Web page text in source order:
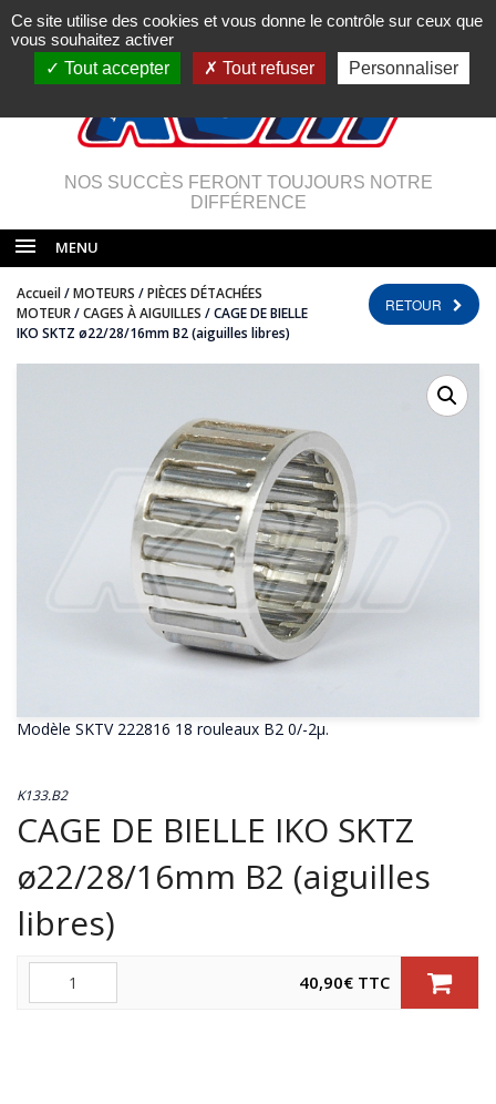
NOS SUCCÈS FERONT TOUJOURS NOTRE
DIFFÉRENCE
MENU
Accueil/MOTEURS /PIÈCES DÉTACHÉES
MOTEUR/CAGES À AIGUILLES / CAGE DE BIELLE
IKO SKTZ ø22/28/16mm B2 (aiguilles libres)
RETOUR
Modèle SKTV 222816 18 rouleaux B2 0/-2µ.
K133.B2
CAGE DE BIELLE IKO SKTZ
ø22/28/16mm B2 (aiguilles
libres)
Quantité 40,90€ TTC
Ce site utilise des cookies et vous donne le contrôle sur ceux que
vous souhaitez activer
Tout accepter
Tout refuser Personnaliser